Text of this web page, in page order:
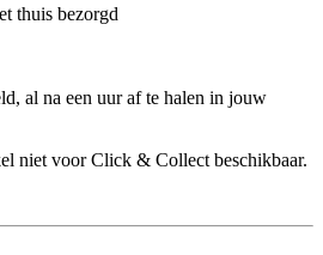
thuis bezorgd
al na een uur af te halen in jouw
niet voor Click & Collect beschikbaar.